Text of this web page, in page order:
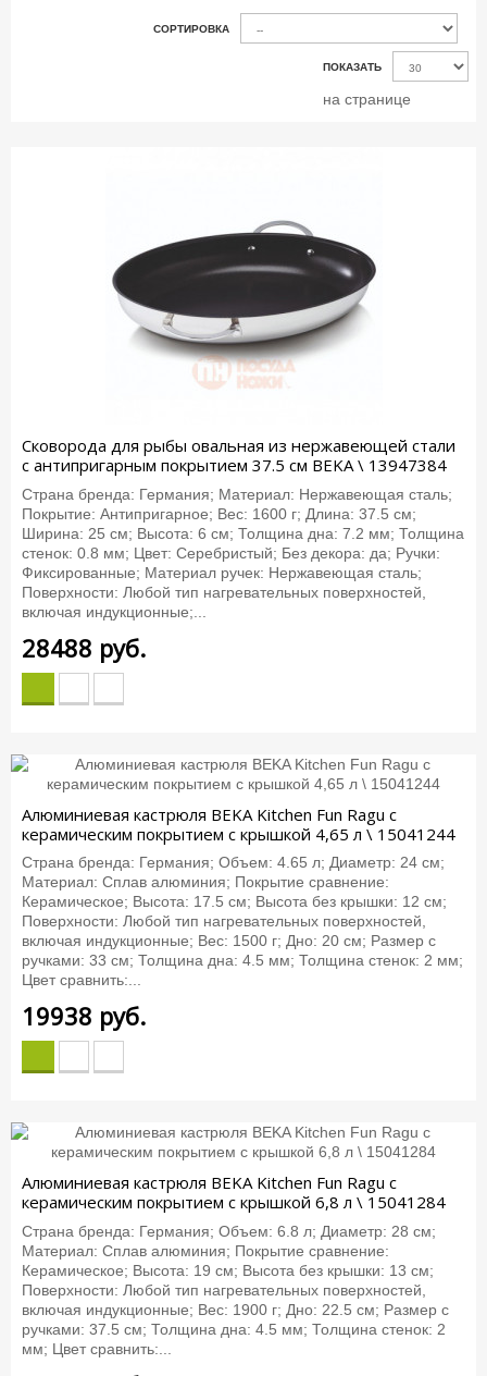
СОРТИРОВКА
ПОКАЗАТЬ
на странице
Cковорода для рыбы овальная из нержавеющей стали
с антипригарным покрытием 37.5 см BEKA \ 13947384
Страна бренда: Германия; Материал: Нержавеющая сталь;
Покрытие: Антипригарное; Вес: 1600 г; Длина: 37.5 см;
Ширина: 25 см; Высота: 6 см; Толщина дна: 7.2 мм; Толщина
стенок: 0.8 мм; Цвет: Серебристый; Без декора: да; Ручки:
Фиксированные; Материал ручек: Нержавеющая сталь;
Поверхности: Любой тип нагревательных поверхностей,
включая индукционные;...
28488 руб.
Алюминиевая кастрюля BEKA Kitchen Fun Ragu с
керамическим покрытием с крышкой 4,65 л \ 15041244
Страна бренда: Германия; Объем: 4.65 л; Диаметр: 24 см;
Материал: Сплав алюминия; Покрытие сравнение:
Керамическое; Высота: 17.5 см; Высота без крышки: 12 см;
Поверхности: Любой тип нагревательных поверхностей,
включая индукционные; Вес: 1500 г; Дно: 20 см; Размер с
ручками: 33 см; Толщина дна: 4.5 мм; Толщина стенок: 2 мм;
Цвет сравнить:...
19938 руб.
Алюминиевая кастрюля BEKA Kitchen Fun Ragu с
керамическим покрытием с крышкой 6,8 л \ 15041284
Страна бренда: Германия; Объем: 6.8 л; Диаметр: 28 см;
Материал: Сплав алюминия; Покрытие сравнение:
Керамическое; Высота: 19 см; Высота без крышки: 13 см;
Поверхности: Любой тип нагревательных поверхностей,
включая индукционные; Вес: 1900 г; Дно: 22.5 см; Размер с
ручками: 37.5 см; Толщина дна: 4.5 мм; Толщина стенок: 2
мм; Цвет сравнить:...